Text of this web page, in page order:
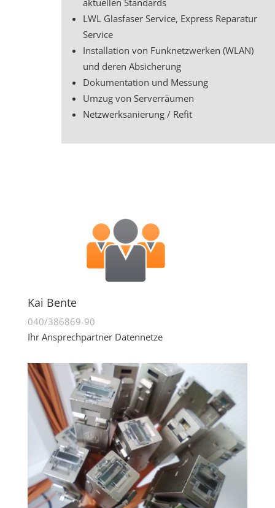
LWL Glasfaser Service, Express Reparatur
Service
Installation von Funknetzwerken (WLAN)
und deren Absicherung
Dokumentation und Messung
Umzug von Serverräumen
Netzwerksanierung / Refit
Kai Bente
040/386869-90
Ihr Ansprechpartner Datennetze